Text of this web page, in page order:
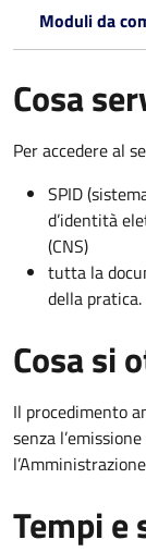
Moduli da
Cosa
Per accedere al
SPID
d’identità
(CNS)
tutta la
della pratica.
Cosa si
Il procedimento
senza
Tempi e